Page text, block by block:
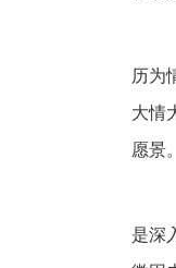
历为
大情
愿景。
是深